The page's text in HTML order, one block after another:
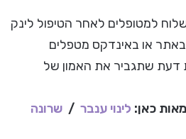
למטופלים לאחר הטיפול לינק
או באינדקס מטפלים
דעת שתגביר את האמון של
כאן: לינוי ענבר / שרונה